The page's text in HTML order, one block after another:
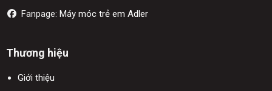
Fanpage: Máy móc trẻ em Adler
Thương hiệu
Giới thiệu